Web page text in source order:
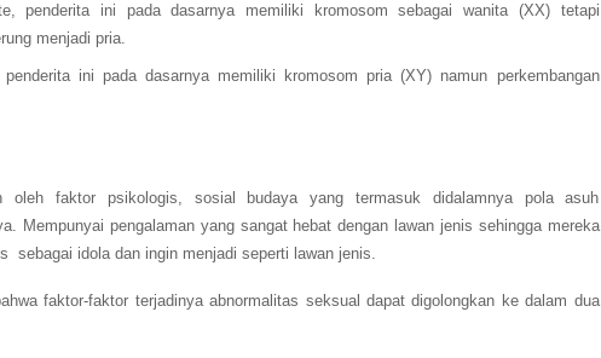
penderita ini pada dasarnya memiliki kromosom sebagai wanita (XX) tetapi
menjadi pria.
penderita ini pada dasarnya memiliki kromosom pria (XY) namun perkembangan
oleh faktor psikologis, sosial budaya yang termasuk didalamnya pola asuh
Mempunyai pengalaman yang sangat hebat dengan lawan jenis sehingga mereka
sebagai idola dan ingin menjadi seperti lawan jenis.
faktor-faktor terjadinya abnormalitas seksual dapat digolongkan ke dalam dua